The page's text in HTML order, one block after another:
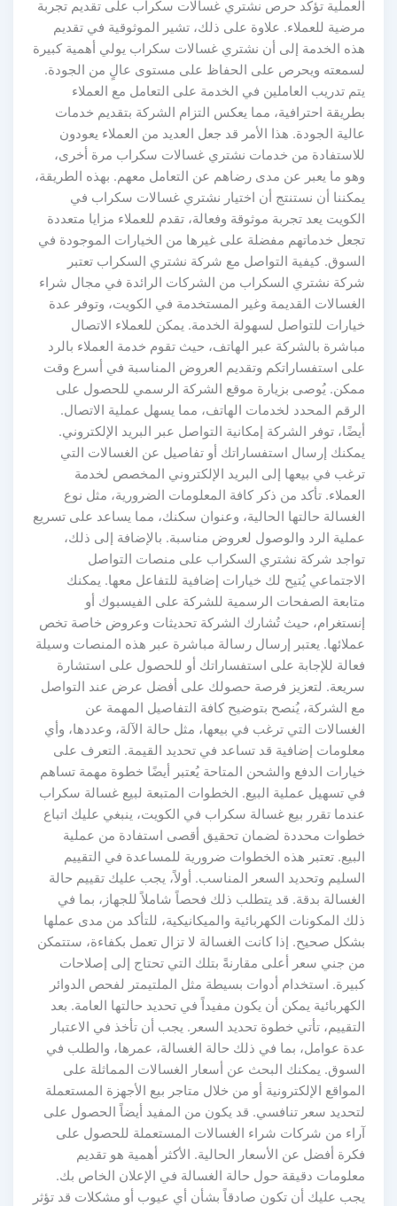
العملية تؤكد حرص نشتري غسالات سكراب على تقديم تجربة
مرضية للعملاء. علاوة على ذلك، تشير الموثوقية في تقديم
هذه الخدمة إلى أن نشتري غسالات سكراب يولي أهمية كبيرة
لسمعته ويحرص على الحفاظ على مستوى عالٍ من الجودة.
يتم تدريب العاملين في الخدمة على التعامل مع العملاء
بطريقة احترافية، مما يعكس التزام الشركة بتقديم خدمات
عالية الجودة. هذا الأمر قد جعل العديد من العملاء يعودون
للاستفادة من خدمات نشتري غسالات سكراب مرة أخرى،
وهو ما يعبر عن مدى رضاهم عن التعامل معهم. بهذه الطريقة،
يمكننا أن نستنتج أن اختيار نشتري غسالات سكراب في
الكويت يعد تجربة موثوقة وفعالة، تقدم للعملاء مزايا متعددة
تجعل خدماتهم مفضلة على غيرها من الخيارات الموجودة في
السوق. كيفية التواصل مع شركة نشتري السكراب تعتبر
شركة نشتري السكراب من الشركات الرائدة في مجال شراء
الغسالات القديمة وغير المستخدمة في الكويت، وتوفر عدة
خيارات للتواصل لسهولة الخدمة. يمكن للعملاء الاتصال
مباشرة بالشركة عبر الهاتف، حيث تقوم خدمة العملاء بالرد
على استفساراتكم وتقديم العروض المناسبة في أسرع وقت
ممكن. يُوصى بزيارة موقع الشركة الرسمي للحصول على
الرقم المحدد لخدمات الهاتف، مما يسهل عملية الاتصال.
أيضًا، توفر الشركة إمكانية التواصل عبر البريد الإلكتروني.
يمكنك إرسال استفساراتك أو تفاصيل عن الغسالات التي
ترغب في بيعها إلى البريد الإلكتروني المخصص لخدمة
العملاء. تأكد من ذكر كافة المعلومات الضرورية، مثل نوع
الغسالة حالتها الحالية، وعنوان سكنك، مما يساعد على تسريع
عملية الرد والوصول لعروض مناسبة. بالإضافة إلى ذلك،
تواجد شركة نشتري السكراب على منصات التواصل
الاجتماعي يُتيح لك خيارات إضافية للتفاعل معها. يمكنك
متابعة الصفحات الرسمية للشركة على الفيسبوك أو
إنستغرام، حيث تُشارك الشركة تحديثات وعروض خاصة تخص
عملائها. يعتبر إرسال رسالة مباشرة عبر هذه المنصات وسيلة
فعالة للإجابة على استفساراتك أو للحصول على استشارة
سريعة. لتعزيز فرصة حصولك على أفضل عرض عند التواصل
مع الشركة، يُنصح بتوضيح كافة التفاصيل المهمة عن
الغسالات التي ترغب في بيعها، مثل حالة الآلة، وعددها، وأي
معلومات إضافية قد تساعد في تحديد القيمة. التعرف على
خيارات الدفع والشحن المتاحة يُعتبر أيضًا خطوة مهمة تساهم
في تسهيل عملية البيع. الخطوات المتبعة لبيع غسالة سكراب
عندما تقرر بيع غسالة سكراب في الكويت، ينبغي عليك اتباع
خطوات محددة لضمان تحقيق أقصى استفادة من عملية
البيع. تعتبر هذه الخطوات ضرورية للمساعدة في التقييم
السليم وتحديد السعر المناسب. أولاً، يجب عليك تقييم حالة
الغسالة بدقة. قد يتطلب ذلك فحصاً شاملاً للجهاز، بما في
ذلك المكونات الكهربائية والميكانيكية، للتأكد من مدى عملها
بشكل صحيح. إذا كانت الغسالة لا تزال تعمل بكفاءة، ستتمكن
من جني سعر أعلى مقارنةً بتلك التي تحتاج إلى إصلاحات
كبيرة. استخدام أدوات بسيطة مثل الملتيمتر لفحص الدوائر
الكهربائية يمكن أن يكون مفيداً في تحديد حالتها العامة. بعد
التقييم، تأتي خطوة تحديد السعر. يجب أن تأخذ في الاعتبار
عدة عوامل، بما في ذلك حالة الغسالة، عمرها، والطلب في
السوق. يمكنك البحث عن أسعار الغسالات المماثلة على
المواقع الإلكترونية أو من خلال متاجر بيع الأجهزة المستعملة
لتحديد سعر تنافسي. قد يكون من المفيد أيضاً الحصول على
آراء من شركات شراء الغسالات المستعملة للحصول على
فكرة أفضل عن الأسعار الحالية. الأكثر أهمية هو تقديم
معلومات دقيقة حول حالة الغسالة في الإعلان الخاص بك.
يجب عليك أن تكون صادقاً بشأن أي عيوب أو مشكلات قد تؤثر